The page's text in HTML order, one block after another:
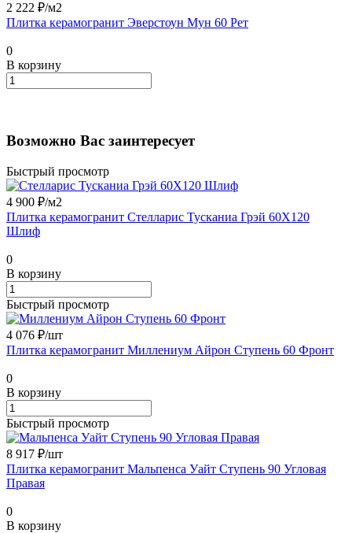
2 222 ₽/м2
Плитка керамогранит Эверстоун Мун 60 Рет
0
В корзину
Возможно Вас заинтересует
Быстрый просмотр
4 900 ₽/м2
Плитка керамогранит Стелларис Тусканиа Грэй 60X120
Шлиф
0
В корзину
Быстрый просмотр
4 076 ₽/шт
Плитка керамогранит Миллениум Айрон Ступень 60 Фронт
0
В корзину
Быстрый просмотр
8 917 ₽/шт
Плитка керамогранит Мальпенса Уайт Ступень 90 Угловая
Правая
0
В корзину